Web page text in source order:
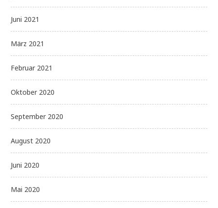
Juni 2021
März 2021
Februar 2021
Oktober 2020
September 2020
August 2020
Juni 2020
Mai 2020